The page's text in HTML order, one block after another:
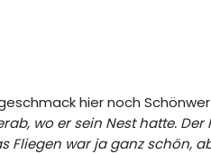
hier noch
wo er sein Nest hatte.
Fliegen war ja ganz schön,